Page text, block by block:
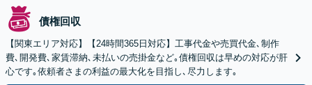
債権回収
【関東エリア対応】【24時間365日対応】工事代金や売買代金､制作
費､開発費､家賃滞納､未払いの売掛金など｡債権回収は早めの対応が肝
心です｡依頼者さまの利益の最大化を目指し､尽力します｡